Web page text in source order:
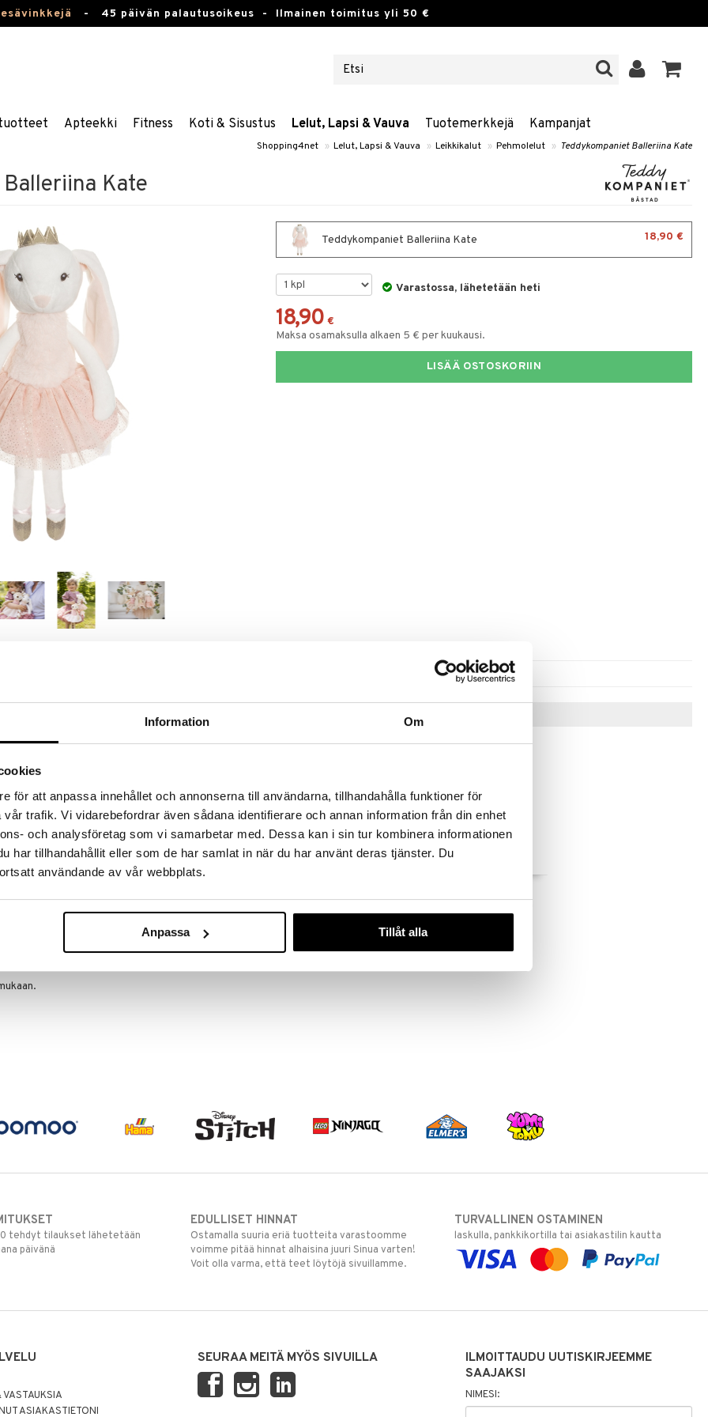
Information Om
för att anpassa innehållet och annonserna till användarna, tillhandahålla funktioner för
trafik. Vi vidarebefordrar även sådana identifierare och annan information från din enhet
och analysföretag som vi samarbetar med. Dessa kan i sin tur kombinera informationen
har tillhandahållit eller som de har samlat in när du har använt deras tjänster. Du
användande av vår webbplats.
Anpassa Tillåt alla
- 45 päivän palautusoikeus - Ilmainen toimitus yli 50 €
Apteekki Fitness Koti & Sisustus Lelut, Lapsi & Vauva Tuotemerkkejä Kampanjat
Shopping4net » Lelut, Lapsi & Vauva » Leikkikalut » Pehmolelut » Teddykompaniet Balleriina Kate
Kate
Teddykompaniet Balleriina Kate 18,90 €
Varastossa, lähetetään heti
18,90 €
Maksa osamaksulla alkaen 5 € per kuukausi.
LISÄÄ OSTOSKORIIN
löydöt kotiin!
tehdä löytöjä suuresta ALEstamme. Juuri
31.8.2026 asti mutta ole nopea -
voivat päästä loppumaan!
ale-löydöt »
suloinen kani tyllihameella, turkistopilla,
Balleriina Ella
TEDDYKOMPANIET
Ballerinas Yksisarvinen
TEDDYKOMPANIET
14,90
tehdyt tilaukset lähetetään
päivänä
EDULLISET HINNAT
Ostamalla suuria eriä tuotteita varastoomme
voimme pitää hinnat alhaisina juuri Sinua varten!
Voit olla varma, että teet löytöjä sivuillamme.
TURVALLINEN OSTAMINEN
laskulla, pankkikortilla tai asiakastilin kautta
ASIAKASTIETONI
SEURAA MEITÄ MYÖS SIVUILLA
ILMOITTAUDU UUTISKIRJEEMME
SAAJAKSI
NIMESI: